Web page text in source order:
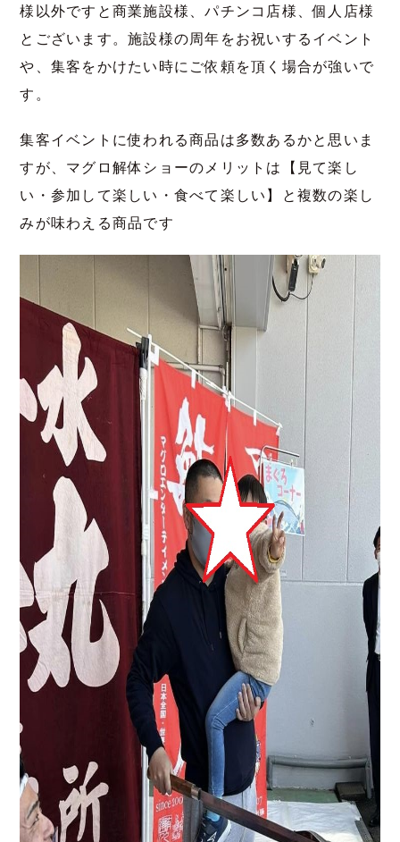
様以外ですと商業施設様、パチンコ店様、個人店様
とございます。施設様の周年をお祝いするイベント
や、集客をかけたい時にご依頼を頂く場合が強いで
す。
集客イベントに使われる商品は多数あるかと思いま
すが、マグロ解体ショーのメリットは【見て楽し
い・参加して楽しい・食べて楽しい】と複数の楽し
みが味わえる商品です